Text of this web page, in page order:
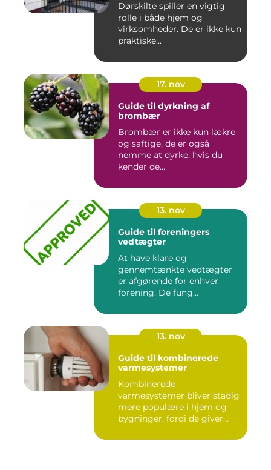
Dørskilte spiller en vigtig
rolle i både hjem og
virksomheder. De er ikke kun
praktiske...
17. nov
Guide til dyrkning af
brombær
Brombær er ikke kun lækre
og saftige, de er også
nemme at dyrke, hvis du
kender de...
13. nov
Guide til foreningers
vedtægter
At have klare og
gennemtænkte vedtægter
er afgørende for enhver
forening. De fung...
13. nov
Guide til kombinerede
varmesystemer
Kombinerede
varmesystemer bliver stadig
mere populære i hjem og
bygninger, fordi de giver